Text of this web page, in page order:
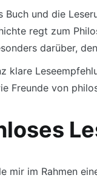
Buch und die
regt zum
darüber,
klare
Freunde von
mir im Rahmen